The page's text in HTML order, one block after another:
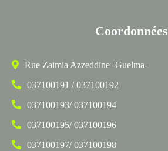
Coordonnées
Rue Zaimia Azzeddine -Guelma-
037100191 / 037100192
037100193/ 037100194
037100195/ 037100196
037100197/ 037100198